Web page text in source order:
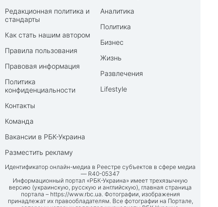
Редакционная политика и
стандарты
Как стать нашим автором
Правила пользования
Правовая информация
Политика
конфиденциальности
Контакты
Команда
Вакансии в РБК-Украина
Разместить рекламу
Аналитика
Политика
Бизнес
Жизнь
Развлечения
Lifestyle
Идентификатор онлайн-медиа в Реестре субъектов в сфере медиа
— R40-05347
Информационный портал «РБК-Украина» имеет трехязычную
версию (украинскую, русскую и английскую), главная страница
портала – https://www.rbc.ua. Фотографии, изображения
принадлежат их правообладателям. Все фотографии на Портале,